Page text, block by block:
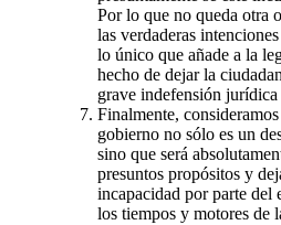
Por lo que no queda otra
las verdaderas
lo único que añade a la
hecho de dejar la
grave indefensión
Finalmente,
gobierno no sólo es un
sino que será
presuntos propósitos y
incapacidad por parte del
los tiempos y motores de